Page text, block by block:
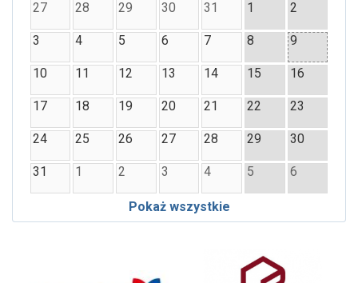
27 28 29 30 31 1 2
3 4 5 6 7 8 9
10 11 12 13 14 15 16
17 18 19 20 21 22 23
24 25 26 27 28 29 30
31 1 2 3 4 5 6
Pokaż wszystkie